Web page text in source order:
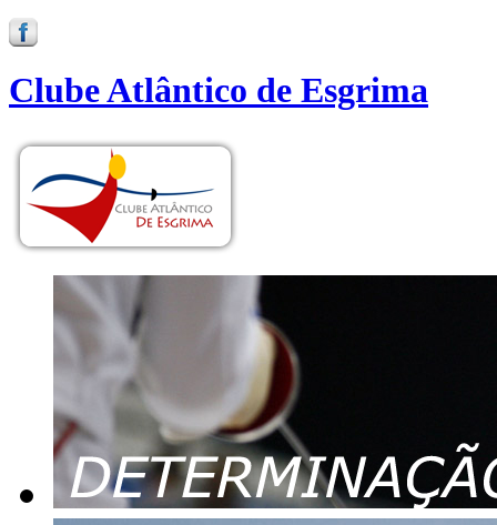
Clube Atlântico de Esgrima